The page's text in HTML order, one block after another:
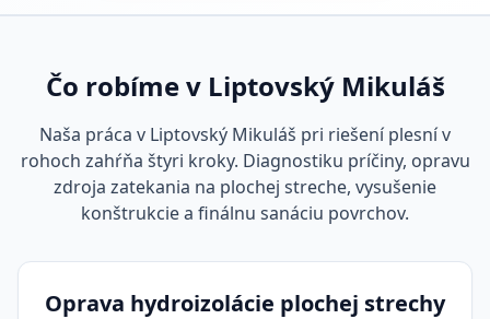
Čo robíme v Liptovský Mikuláš
Naša práca v Liptovský Mikuláš pri riešení plesní v
rohoch zahŕňa štyri kroky. Diagnostiku príčiny, opravu
zdroja zatekania na plochej streche, vysušenie
konštrukcie a finálnu sanáciu povrchov.
Oprava hydroizolácie plochej strechy